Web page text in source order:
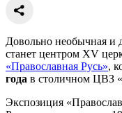
Довольно необычная и
станет центром XV
«Православная Русь»,
года в столичном ЦВЗ
Экспозиция